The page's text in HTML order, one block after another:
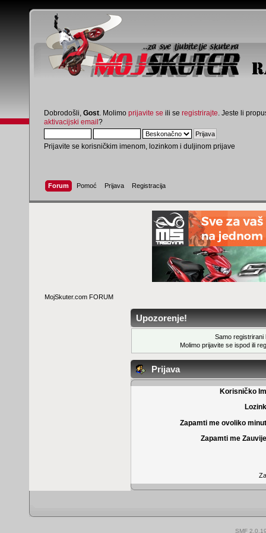
Dobrodošli, Gost . Molimo prijavite se ili se registrirajte . Jeste li
aktivacijski email?
Prijavite se korisničkim imenom, lozinkom i duljinom prijave
Forum Pomoć Prijava Registracija
MojSkuter.com FORUM
Upozorenje!
Samo registrirani
Molimo prijavite se ispod ili
Prijava
Korisničko
Zapamti me ovoliko
Zapamti me
SMF